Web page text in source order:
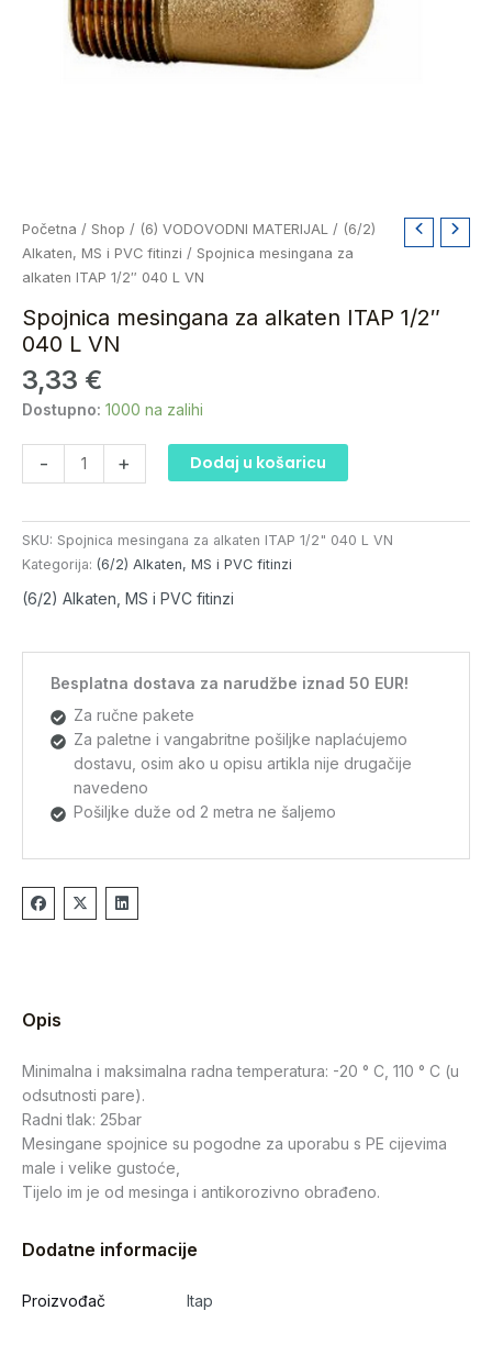
Početna / Shop / (6) VODOVODNI MATERIJAL / (6/2)
Alkaten, MS i PVC fitinzi / Spojnica mesingana za
alkaten ITAP 1/2″ 040 L VN
Spojnica mesingana za alkaten ITAP 1/2″
040 L VN
3,33 €
Dostupno: 1000 na zalihi
-
Spojnica
mesingana
za
ITAP
1/2"
040
VN
količina
+ Dodaj u košaricu
SKU: Spojnica mesingana za alkaten ITAP 1/2" 040 L VN
Kategorija: (6/2) Alkaten, MS i PVC fitinzi
(6/2) Alkaten, MS i PVC fitinzi
Besplatna dostava za narudžbe iznad 50 EUR!
Za ručne pakete
Za paletne i vangabritne pošiljke naplaćujemo
dostavu, osim ako u opisu artikla nije drugačije
navedeno
Pošiljke duže od 2 metra ne šaljemo
Opis
Minimalna i maksimalna radna temperatura: -20 ° C, 110 ° C (u
odsutnosti pare).
Radni tlak: 25bar
Mesingane spojnice su pogodne za uporabu s PE cijevima
male i velike gustoće,
Tijelo im je od mesinga i antikorozivno obrađeno.
Dodatne informacije
Proizvođač Itap